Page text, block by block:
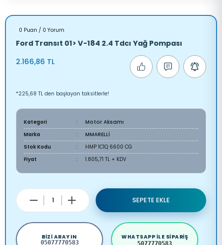
0 Puan / 0 Yorum
Ford Transıt 01> V-184 2.4 Tdcı Yağ Pompası
2.166,86 TL
*225,68 TL den başlayan taksitlerle!
Kategori
Motor Aksamı
Marka
MMARELLİ
Stok Kodu
HMP 1C1Q 6600 CG
Fiyat
1.805,71 TL + KDV
SEPETE EKLE
BIZI ARAYIN
05077770583
WHATSAPP ILE SIPARIŞ
5077770583